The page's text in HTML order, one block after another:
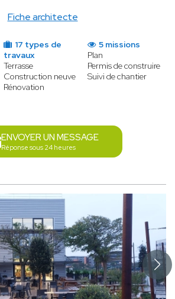
Fiche architecte
17 types de
travaux
Terrasse
Construction neuve
Rénovation
5 missions
Plan
Permis de construire
Suivi de chantier
ENVOYER UN MESSAGE
Réponse sous 24 heures